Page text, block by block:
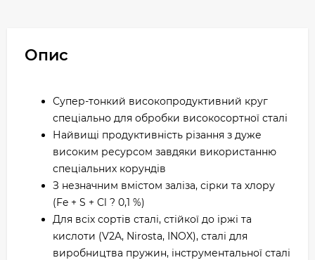
Опис
Супер-тонкий високопродуктивний круг
спеціально для обробки високосортної сталі
Найвищі продуктивність різання з дуже
високим ресурсом завдяки використанню
спеціальних корундів
З незначним вмістом заліза, сірки та хлору
(Fe + S + Cl ? 0,1 %)
Для всіх сортів сталі, стійкої до іржі та
кислоти (V2A, Nirosta, INOX), сталі для
виробництва пружин, інструментальної сталі